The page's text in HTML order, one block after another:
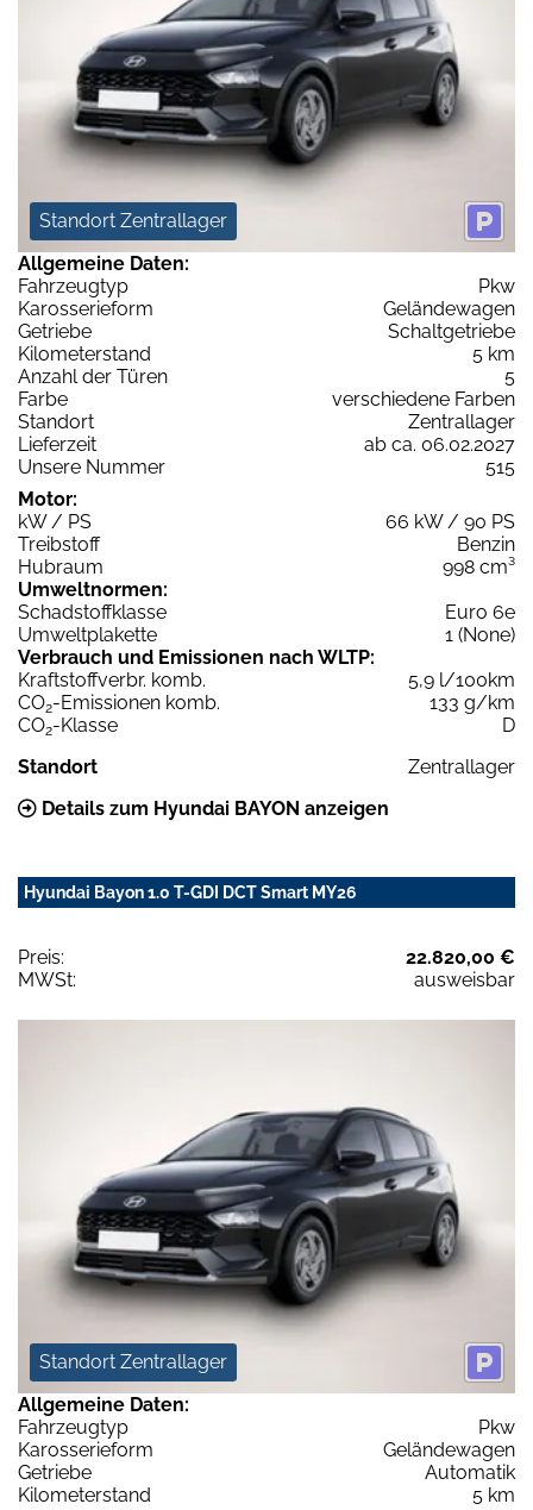
Standort Zentrallager
Allgemeine Daten:
Fahrzeugtyp
Pkw
Karosserieform
Geländewagen
Getriebe
Schaltgetriebe
Kilometerstand
5 km
Anzahl der Türen
5
Farbe
verschiedene Farben
Standort
Zentrallager
Lieferzeit
ab ca. 06.02.2027
Unsere Nummer
515
Motor:
kW / PS
66 kW / 90 PS
Treibstoff
Benzin
Hubraum
998 cm³
Umweltnormen:
Schadstoffklasse
Euro 6e
Umweltplakette
1 (None)
Verbrauch und Emissionen nach WLTP:
Kraftstoffverbr. komb.
5,9 l/100km
CO2-Emissionen komb.
133 g/km
CO2-Klasse
D
Standort
Zentrallager
Details zum Hyundai BAYON anzeigen
Hyundai Bayon 1.0 T-GDI DCT Smart MY26
Preis:
22.820,00 €
MWSt:
ausweisbar
Standort Zentrallager
Allgemeine Daten:
Fahrzeugtyp
Pkw
Karosserieform
Geländewagen
Getriebe
Automatik
Kilometerstand
5 km